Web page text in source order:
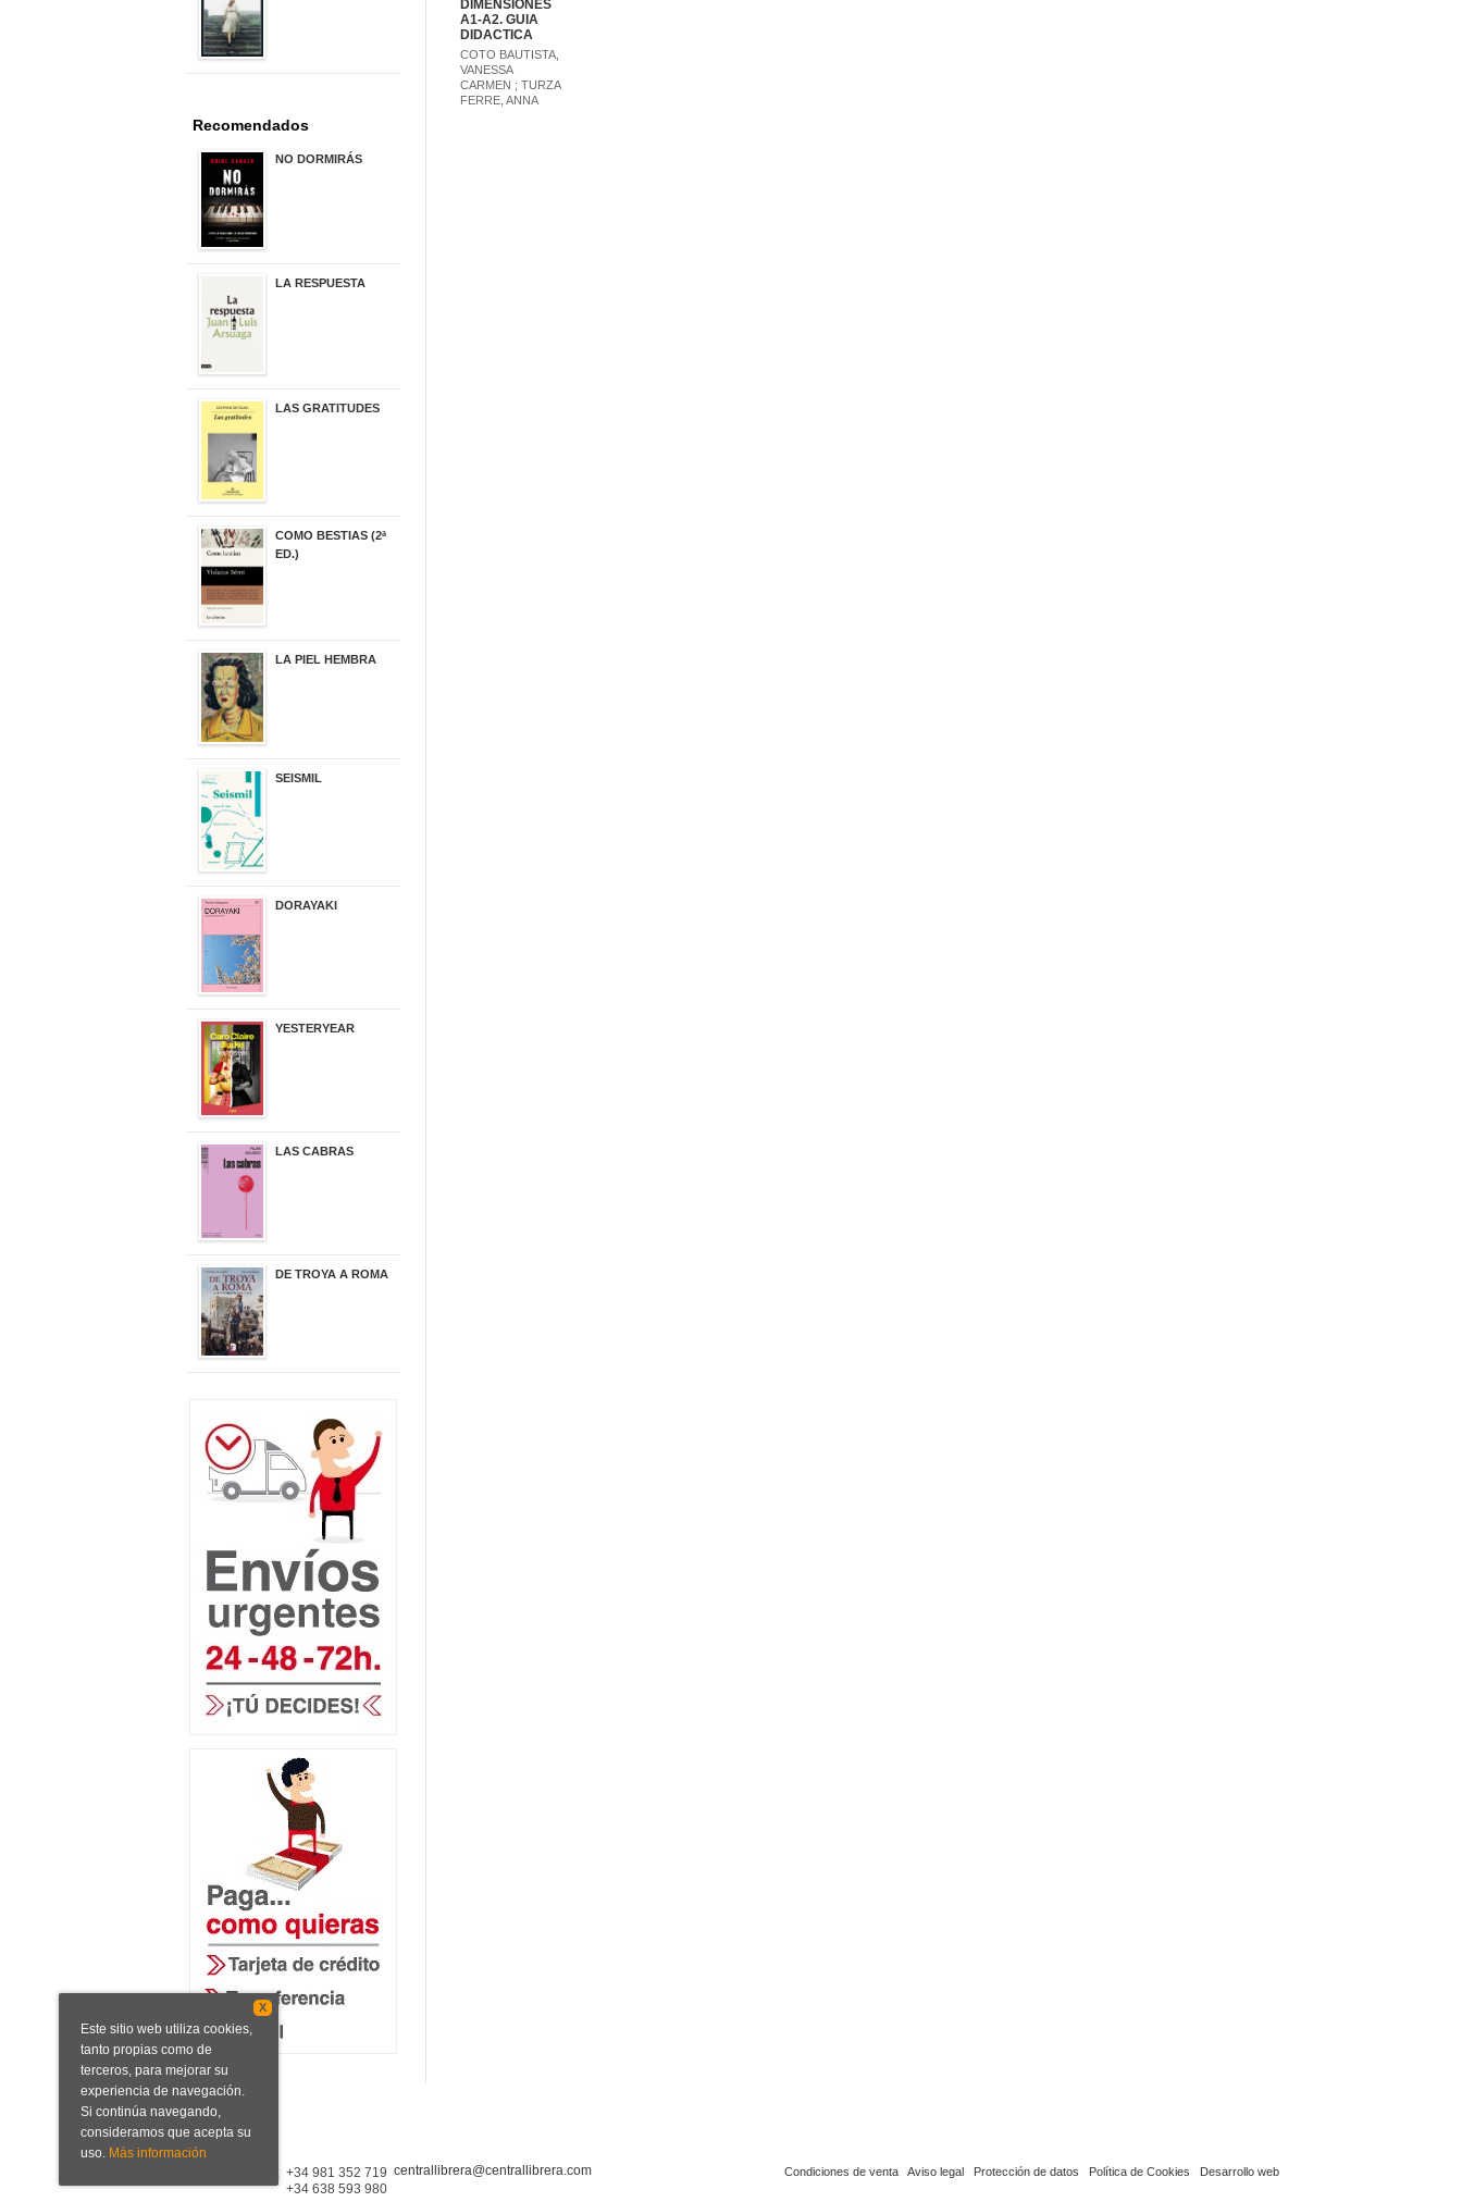
DIMENSIONES
A1-A2. GUIA
DIDACTICA
COTO BAUTISTA,
VANESSA
CARMEN ; TURZA
FERRE, ANNA
Recomendados
NO DORMIRÁS
LA RESPUESTA
LAS GRATITUDES
COMO BESTIAS (2ª
ED.)
LA PIEL HEMBRA
SEISMIL
DORAYAKI
YESTERYEAR
LAS CABRAS
DE TROYA A ROMA
Condiciones de venta Aviso legal Protección de datos Política de Cookies Desarrollo web
+34 981 352 719
+34 638 593 980
centrallibrera@centrallibrera.com
X
Este sitio web utiliza cookies,
tanto propias como de
terceros, para mejorar su
experiencia de navegación.
Si continúa navegando,
consideramos que acepta su
uso. Más información